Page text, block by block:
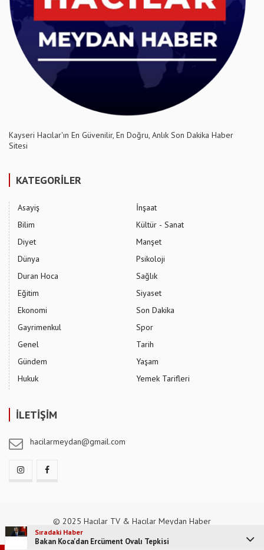
Sıradaki Haber
Bakan Koca'dan Ercüment Ovalı Tepkisi
Kayseri Hacılar'ın En Güvenilir, En Doğru, Anlık Son Dakika Haber
Sitesi
KATEGORİLER
Asayiş
Bilim
Diyet
Dünya
Duran Hoca
Eğitim
Ekonomi
Gayrimenkul
Genel
Gündem
Hukuk
İnşaat
Kültür - Sanat
Manşet
Psikoloji
Sağlık
Siyaset
Son Dakika
Spor
Tarih
Yaşam
Yemek Tarifleri
İLETİŞİM
hacilarmeydan@gmail.com
© 2025 Hacılar TV & Hacılar Meydan Haber